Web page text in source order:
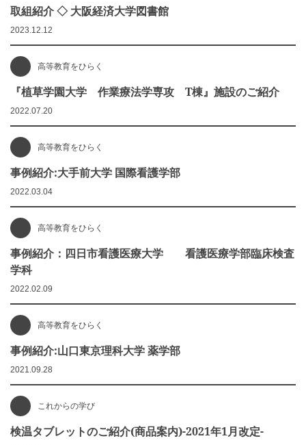
取組紹介 ◇ 大阪経済大学図書館
2023.12.12
高等教育をひらく
『植草学園大学 作業療法学専攻 T棟』施設のご紹介
2022.07.20
高等教育をひらく
事例紹介:大手前大学 国際看護学部
2022.03.04
高等教育をひらく
事例紹介：四日市看護医療大学 看護医療学部臨床検査
学科
2022.02.09
高等教育をひらく
事例紹介:山口東京理科大学 薬学部
2021.09.28
これからの学び
検温タブレットのご紹介(商品案内)-2021年1月改定-